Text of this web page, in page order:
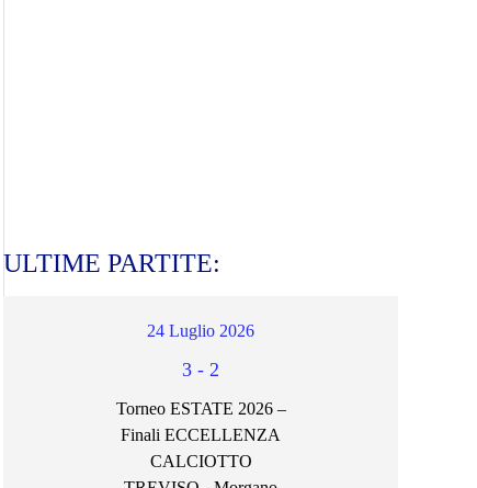
ULTIME PARTITE:
24 Luglio 2026
3 - 2
Torneo ESTATE 2026 –
Finali ECCELLENZA
CALCIOTTO